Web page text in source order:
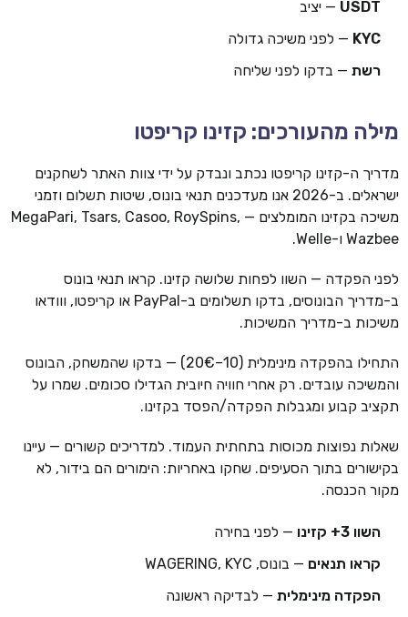
USDT — יציב
KYC — לפני משיכה גדולה
רשת — בדקו לפני שליחה
מילה מהעורכים: קזינו קריפטו
מדריך ה-קזינו קריפטו נכתב ונבדק על ידי צוות האתר לשחקנים
ישראלים. ב-2026 אנו מעדכנים תנאי בונוס, שיטות תשלום וזמני
משיכה בקזינו המומלצים — MegaPari, Tsars, Casoo, RoySpins,
Wazbee ו-Welle.
לפני הפקדה — השוו לפחות שלושה קזינו. קראו תנאי בונוס
ב-מדריך הבונוסים, בדקו תשלומים ב-PayPal או קריפטו, ווודאו
משיכות ב-מדריך המשיכות.
התחילו בהפקדה מינימלית (10–20€) — בדקו שהמשחק, הבונוס
והמשיכה עובדים. רק אחרי חוויה חיובית הגדילו סכומים. שמרו על
תקציב קבוע ומגבלות הפקדה/הפסד בקזינו.
שאלות נפוצות מכוסות בתחתית העמוד. למדריכים קשורים — עיינו
בקישורים בתוך הסעיפים. שחקו באחריות: הימורים הם בידור, לא
מקור הכנסה.
השוו 3+ קזינו
— לפני בחירה
קראו תנאים — בונוס, WAGERING, KYC
הפקדה מינימלית — לבדיקה ראשונה